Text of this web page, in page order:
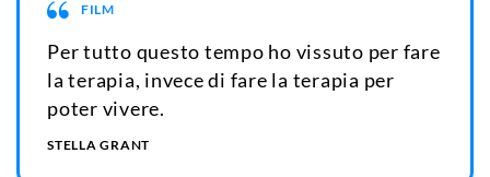
FILM
Per tutto questo tempo ho vissuto per fare
la terapia, invece di fare la terapia per
poter vivere.
STELLA GRANT